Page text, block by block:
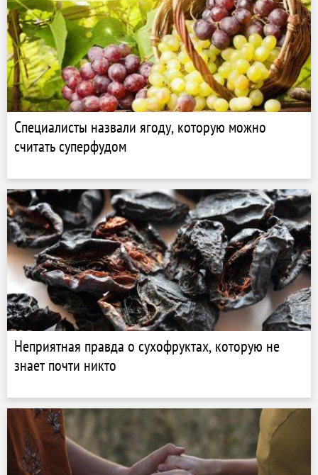
Специалисты назвали ягоду, которую можно
считать суперфудом
Неприятная правда о сухофруктах, которую не
знает почти никто